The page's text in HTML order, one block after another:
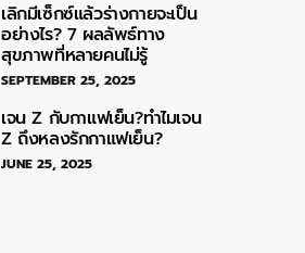
เลิกมีเซ็กซ์แล้วร่างกายจะเป็น
อย่างไร? 7 ผลลัพธ์ทาง
สุขภาพที่หลายคนไม่รู้
SEPTEMBER 25, 2025
เจน Z กับกาแฟเย็น?ทำไมเจน
Z ถึงหลงรักกาแฟเย็น?
JUNE 25, 2025